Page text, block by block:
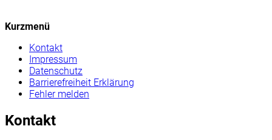
Kurzmenü
Kontakt
Impressum
Datenschutz
Barrierefreiheit Erklärung
Fehler melden
Kontakt